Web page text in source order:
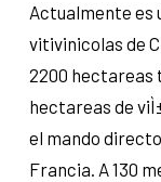
Actualmente es
vitivinicolas de
2200 hectareas
hectareas de
el mando
Francia. A 130